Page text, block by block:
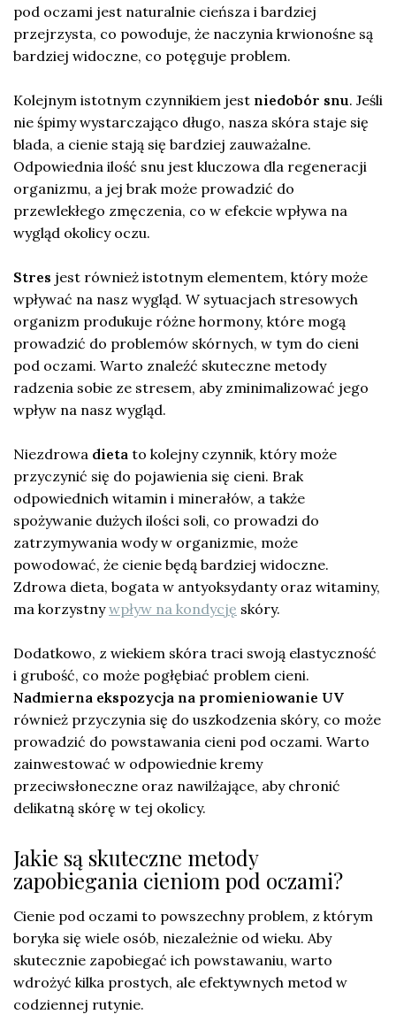
pod oczami jest naturalnie cieńsza i bardziej
przejrzysta, co powoduje, że naczynia krwionośne są
bardziej widoczne, co potęguje problem.
Kolejnym istotnym czynnikiem jest niedobór snu. Jeśli
nie śpimy wystarczająco długo, nasza skóra staje się
blada, a cienie stają się bardziej zauważalne.
Odpowiednia ilość snu jest kluczowa dla regeneracji
organizmu, a jej brak może prowadzić do
przewlekłego zmęczenia, co w efekcie wpływa na
wygląd okolicy oczu.
Stres jest również istotnym elementem, który może
wpływać na nasz wygląd. W sytuacjach stresowych
organizm produkuje różne hormony, które mogą
prowadzić do problemów skórnych, w tym do cieni
pod oczami. Warto znaleźć skuteczne metody
radzenia sobie ze stresem, aby zminimalizować jego
wpływ na nasz wygląd.
Niezdrowa dieta to kolejny czynnik, który może
przyczynić się do pojawienia się cieni. Brak
odpowiednich witamin i minerałów, a także
spożywanie dużych ilości soli, co prowadzi do
zatrzymywania wody w organizmie, może
powodować, że cienie będą bardziej widoczne.
Zdrowa dieta, bogata w antyoksydanty oraz witaminy,
ma korzystnywpływ na kondycję skóry.
Dodatkowo, z wiekiem skóra traci swoją elastyczność
i grubość, co może pogłębiać problem cieni.
Nadmierna ekspozycja na promieniowanie UV
również przyczynia się do uszkodzenia skóry, co może
prowadzić do powstawania cieni pod oczami. Warto
zainwestować w odpowiednie kremy
przeciwsłoneczne oraz nawilżające, aby chronić
delikatną skórę w tej okolicy.
Jakie są skuteczne metody
zapobiegania cieniom pod oczami?
Cienie pod oczami to powszechny problem, z którym
boryka się wiele osób, niezależnie od wieku. Aby
skutecznie zapobiegać ich powstawaniu, warto
wdrożyć kilka prostych, ale efektywnych metod w
codziennej rutynie.